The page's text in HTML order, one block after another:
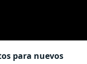
para nuevos